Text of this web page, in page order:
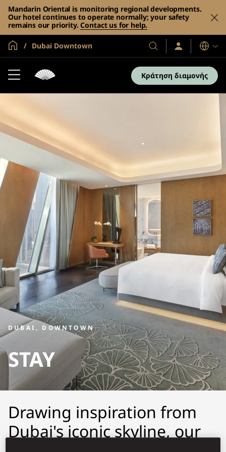
Mandarin Oriental is monitoring regional developments.
Our hotel continues to operate normally; your safety
remains our priority.Contact us for help.
Global Home
Dubai Downtown
Τα
Ξενοδοχεία
τα
Σύνδεση
/
Γλώσσες
Κράτηση διαμονής
DUBAI, DOWNTOWN
STAY
Drawing inspiration from
Dubai's iconic skyline, our